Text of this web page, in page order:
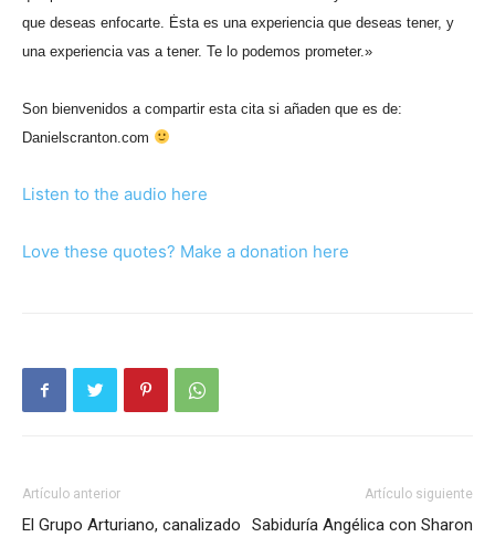
que deseas enfocarte. Ėsta es una experiencia que deseas tener, y
una experiencia vas a tener. Te lo podemos prometer.»
Son bienvenidos a compartir esta cita si añaden que es de:
Danielscranton.com
Listen to the audio here
Love these quotes? Make a donation here
Artículo anterior
El Grupo Arturiano, canalizado
Artículo siguiente
Sabiduría Angélica con Sharon